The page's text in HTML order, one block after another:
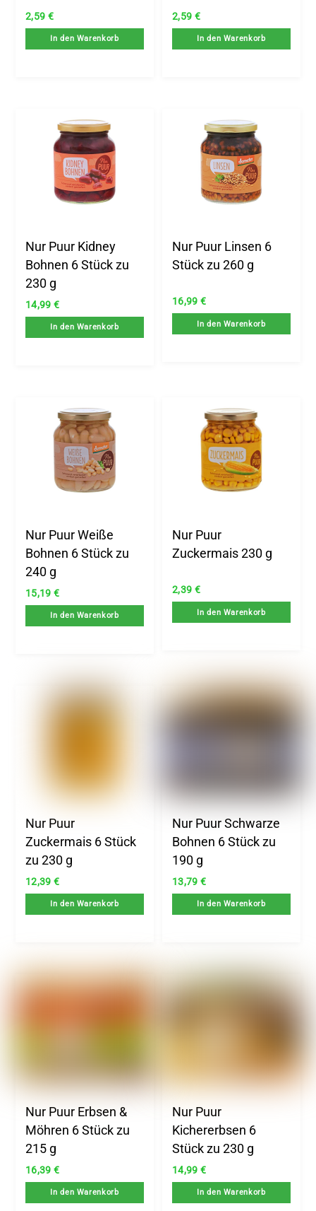
2,59 €
In den Warenkorb
2,59 €
In den Warenkorb
Nur Puur Kidney
Bohnen 6 Stück zu
230 g
14,99 €
In den Warenkorb
Nur Puur Linsen 6
Stück zu 260 g
16,99 €
In den Warenkorb
Nur Puur Weiße
Bohnen 6 Stück zu
240 g
15,19 €
In den Warenkorb
Nur Puur
Zuckermais 230 g
2,39 €
In den Warenkorb
Nur Puur
Zuckermais 6 Stück
zu 230 g
12,39 €
In den Warenkorb
Nur Puur Schwarze
Bohnen 6 Stück zu
190 g
13,79 €
In den Warenkorb
Nur Puur Erbsen &
Möhren 6 Stück zu
215 g
16,39 €
In den Warenkorb
Nur Puur
Kichererbsen 6
Stück zu 230 g
14,99 €
In den Warenkorb